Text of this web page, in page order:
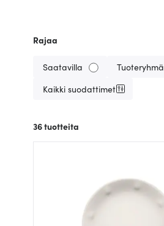
Rajaa
Saatavilla Tuoteryhmä
Kaikki suodattimet
36tuotteita